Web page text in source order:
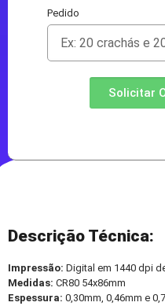
Pedido
Solicitar
Descrição Técnica:
Impressão: Digital em 1440 dpi
Medidas: CR80 54x86mm
Espessura: 0,30mm, 0,46mm e